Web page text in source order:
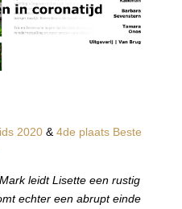
2020 & 4de plaats Beste
leidt Lisette een rustig
echter een abrupt einde